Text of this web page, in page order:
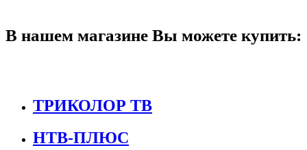
В нашем магазине Вы можете купить:
ТРИКОЛОР ТВ
НТВ-ПЛЮС